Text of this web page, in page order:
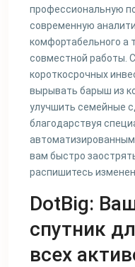
профессиональную
современную
комфортабельного а
совместной работы.
короткосрочных
вырывать барыш из
улучшить семейные
благодарствуя
вам быстро
распишитесь
DotBig:
спутник
всех